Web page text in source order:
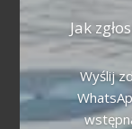
Jak
Wyślij